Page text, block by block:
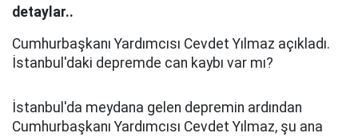
detaylar..
Cumhurbaşkanı Yardımcısı Cevdet Yılmaz açıkladı.
İstanbul'daki depremde can kaybı var mı?
İstanbul'da meydana gelen depremin ardından
Cumhurbaşkanı Yardımcısı Cevdet Yılmaz, şu ana